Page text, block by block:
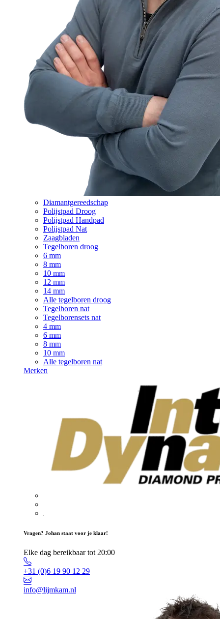
Diamantgereedschap
Polijstpad Droog
Polijstpad Handpad
Polijstpad Nat
Zaagbladen
Tegelboren droog
6 mm
8 mm
10 mm
12 mm
14 mm
Alle tegelboren droog
Tegelboren nat
Tegelborensets nat
4 mm
6 mm
8 mm
10 mm
Alle tegelboren nat
Merken
Vragen? Johan staat voor je klaar!
Elke dag bereikbaar tot 20:00
+31 (0)6 19 90 12 29
info@lijmkam.nl